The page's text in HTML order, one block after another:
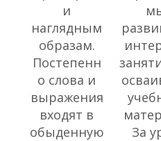
и
наглядным
образам.
Постепенн
о слова и
выражения
входят в
обыденную
За